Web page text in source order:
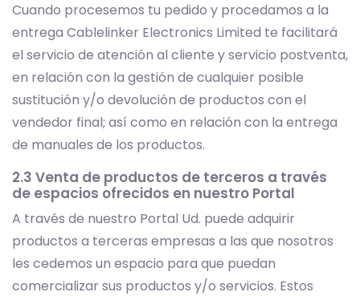
Cuando procesemos tu pedido y procedamos a la
entrega Cablelinker Electronics Limited te facilitará
el servicio de atención al cliente y servicio postventa,
en relación con la gestión de cualquier posible
sustitución y/o devolución de productos con el
vendedor final; así como en relación con la entrega
de manuales de los productos.
2.3 Venta de productos de terceros a través
de espacios ofrecidos en nuestro Portal
A través de nuestro Portal Ud. puede adquirir
productos a terceras empresas a las que nosotros
les cedemos un espacio para que puedan
comercializar sus productos y/o servicios. Estos